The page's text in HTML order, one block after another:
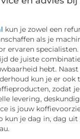
kun je zowel een
als je
ervaren
de juiste
hebt.
kun je er ook
zodat
levering,
is jouw
kun je dag in, dag